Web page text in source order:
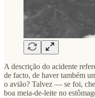
A descrição do acidente
de facto, de haver também
o avião? Talvez — se foi,
boa meia-de-leite no